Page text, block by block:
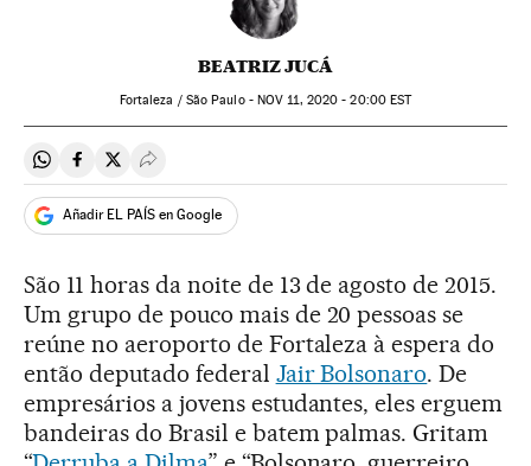
BEATRIZ JUCÁ
Fortaleza / São Paulo - NOV 11, 2020 - 20:00 EST
Compartir en Whatsapp
Compartir en Facebook
Compartir en Twitter
Desplegar Redes Sociales
Añadir EL PAÍS en Google
São 11 horas da noite de 13 de agosto de 2015.
Um grupo de pouco mais de 20 pessoas se
reúne no aeroporto de Fortaleza à espera do
então deputado federal Jair Bolsonaro. De
empresários a jovens estudantes, eles erguem
bandeiras do Brasil e batem palmas. Gritam